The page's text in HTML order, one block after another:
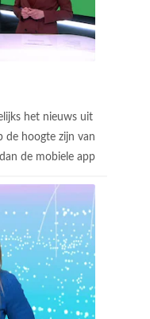
het nieuws uit
de hoogte zijn van
de mobiele app